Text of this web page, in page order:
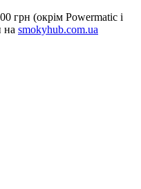
грн (окрім Powermatic і
на smokyhub.com.ua